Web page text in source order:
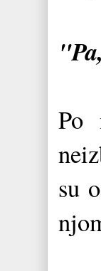
Po
su